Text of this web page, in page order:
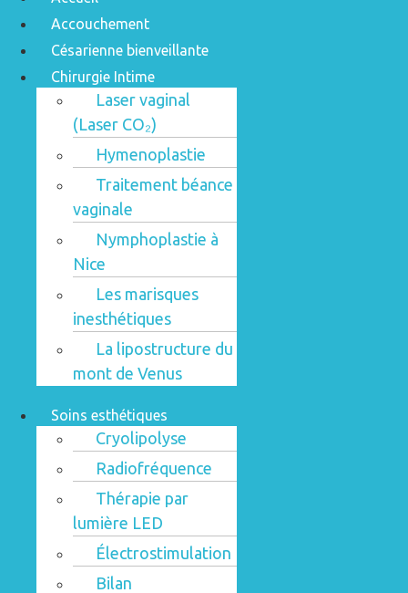
Accouchement
Césarienne bienveillante
Chirurgie Intime
Laser vaginal
(Laser CO₂)
Hymenoplastie
Traitement béance
vaginale
Nymphoplastie à
Nice
Les marisques
inesthétiques
La lipostructure du
mont de Venus
Soins esthétiques
Cryolipolyse
Radiofréquence
Thérapie par
lumière LED
Électrostimulation
Bilan